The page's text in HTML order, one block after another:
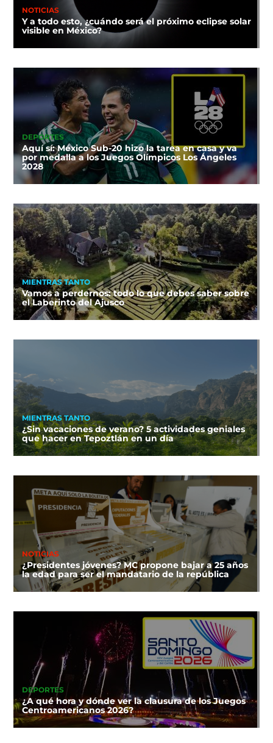
NOTICIAS
Y a todo esto, ¿cuándo será el próximo eclipse solar
visible en México?
DEPORTES
Aquí sí: México Sub-20 hizo la tarea en casa y va
por medalla a los Juegos Olímpicos Los Ángeles
2028
MIENTRAS TANTO
Vamos a perdernos: todo lo que debes saber sobre
el Laberinto del Ajusco
MIENTRAS TANTO
¿Sin vacaciones de verano? 5 actividades geniales
que hacer en Tepoztlán en un día
NOTICIAS
¿Presidentes jóvenes? MC propone bajar a 25 años
la edad para ser el mandatario de la república
DEPORTES
¿A qué hora y dónde ver la clausura de los Juegos
Centroamericanos 2026?